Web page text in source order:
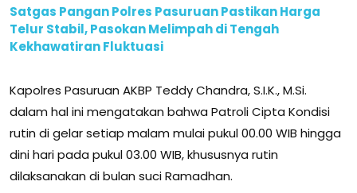
Satgas Pangan Polres Pasuruan Pastikan Harga
Telur Stabil, Pasokan Melimpah di Tengah
Kekhawatiran Fluktuasi
Kapolres Pasuruan AKBP Teddy Chandra, S.I.K., M.Si.
dalam hal ini mengatakan bahwa Patroli Cipta Kondisi
rutin di gelar setiap malam mulai pukul 00.00 WIB hingga
dini hari pada pukul 03.00 WIB, khususnya rutin
dilaksanakan di bulan suci Ramadhan.